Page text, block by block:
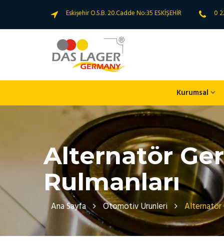
Eskişehir O.S.B. 20.Cadde No:35 ESKİŞEHİR 0
Kurumsal
Alternatör
Rulmanları
Ana Sayfa Otomotiv Urunleri Alternatör